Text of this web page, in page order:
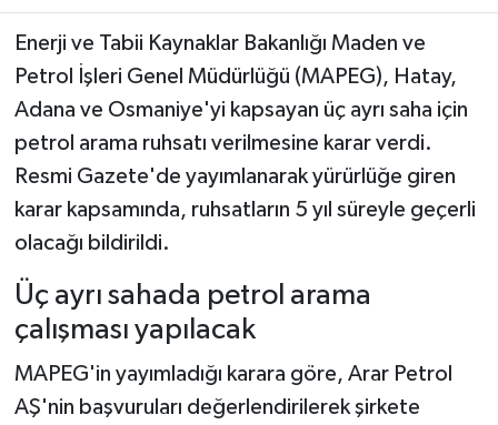
Enerji ve Tabii Kaynaklar Bakanlığı Maden ve
Petrol İşleri Genel Müdürlüğü (MAPEG), Hatay,
Adana ve Osmaniye'yi kapsayan üç ayrı saha için
petrol arama ruhsatı verilmesine karar verdi.
Resmi Gazete'de yayımlanarak yürürlüğe giren
karar kapsamında, ruhsatların 5 yıl süreyle geçerli
olacağı bildirildi.
Üç ayrı sahada petrol arama
çalışması yapılacak
MAPEG'in yayımladığı karara göre, Arar Petrol
AŞ'nin başvuruları değerlendirilerek şirkete
SürManşet
Teknoloji
Yaşam
KAHRAMANMARAŞ